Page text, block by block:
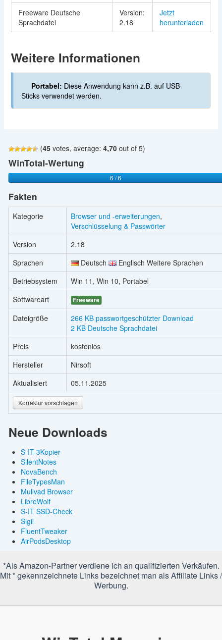
Freeware Deutsche
Sprachdatei
Version:
2.18
Jetzt
herunterladen
Weitere Informationen
Portabel: Diese Anwendung kann z.B. auf USB-
Sticks verwendet werden.
(45votes, average: 4,70out of 5)
WinTotal-Wertung
6 / 6
Fakten
Kategorie Browser und -erweiterungen,
Verschlüsselung & Passwörter
Version
2.18
Sprachen
Deutsch
Englisch Weitere Sprachen
Betriebsystem
Win 11, Win 10, Portabel
Softwareart
Freeware
Dateigröße
266 KB passwortgeschützter Download
2 KB Deutsche Sprachdatei
Preis
kostenlos
Hersteller
Nirsoft
Aktualisiert
05.11.2025
Korrektur vorschlagen
Neue Downloads
S-IT-3Kopier
SilentNotes
NovaBench
FileTypesMan
Mullvad Browser
LibreWolf
S-IT SSD-Check
Sigil
FluentTweaker
AirPodsDesktop
*Als Amazon-Partner verdiene ich an qualifizierten Verkäufen.
Mit * gekennzeichnete Links bezeichnet man als Affiliate Links /
Werbung.